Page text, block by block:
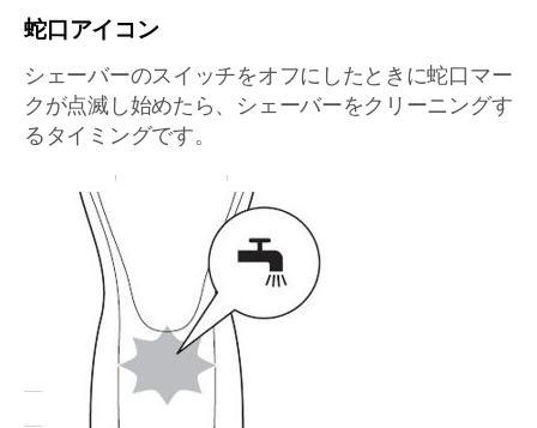
蛇口アイコン
シェーバーのスイッチをオフにしたときに蛇口マー
クが点滅し始めたら、シェーバーをクリーニングす
るタイミングです。